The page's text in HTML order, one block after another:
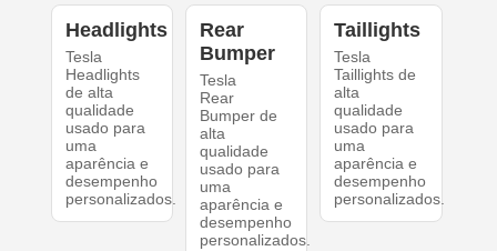
Headlights
Tesla
Headlights
de alta
qualidade
usado para
uma
aparência e
desempenho
personalizados.
Rear
Bumper
Tesla
Rear
Bumper de
alta
qualidade
usado para
uma
aparência e
desempenho
personalizados.
Taillights
Tesla
Taillights de
alta
qualidade
usado para
uma
aparência e
desempenho
personalizados.